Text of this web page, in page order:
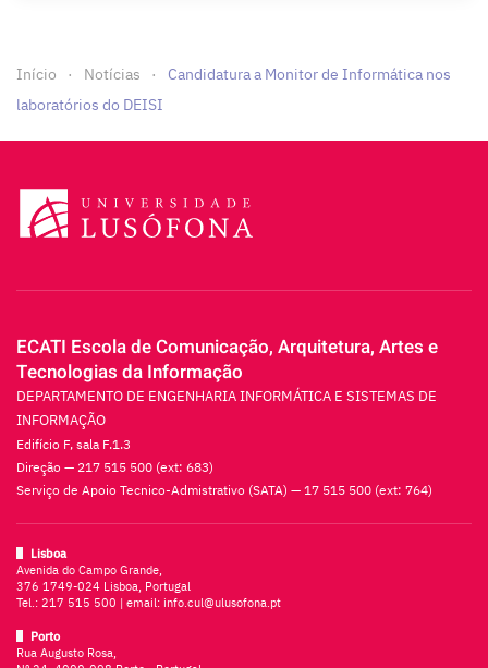
Início Notícias
Candidatura a Monitor de Informática nos
laboratórios do DEISI
ECATI Escola de Comunicação, Arquitetura, Artes e
Tecnologias da Informação
DEPARTAMENTO DE ENGENHARIA INFORMÁTICA E SISTEMAS DE
INFORMAÇÃO
Edifício F, sala F.1.3
Direção — 217 515 500 (ext: 683)
Serviço de Apoio Tecnico-Admistrativo (SATA) — 17 515 500 (ext: 764)
Lisboa
Avenida do Campo Grande,
376 1749-024 Lisboa, Portugal
Tel.: 217 515 500 | email: info.cul@ulusofona.pt
Porto
Rua Augusto Rosa,